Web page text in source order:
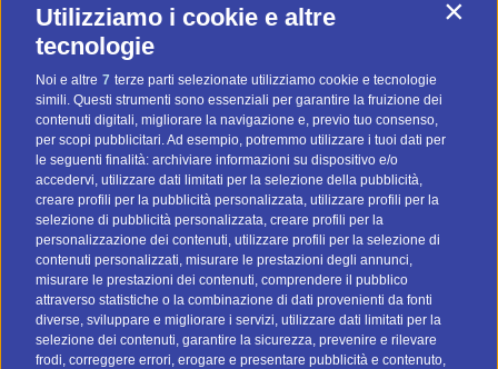
Utilizziamo i cookie e altre
tecnologie
Noi e altre 7 terze parti selezionate utilizziamo cookie e tecnologie
simili. Questi strumenti sono essenziali per garantire la fruizione dei
contenuti digitali, migliorare la navigazione e, previo tuo consenso,
per scopi pubblicitari. Ad esempio, potremmo utilizzare i tuoi dati per
le seguenti finalità: archiviare informazioni su dispositivo e/o
accedervi, utilizzare dati limitati per la selezione della pubblicità,
creare profili per la pubblicità personalizzata, utilizzare profili per la
selezione di pubblicità personalizzata, creare profili per la
personalizzazione dei contenuti, utilizzare profili per la selezione di
contenuti personalizzati, misurare le prestazioni degli annunci,
misurare le prestazioni dei contenuti, comprendere il pubblico
attraverso statistiche o la combinazione di dati provenienti da fonti
diverse, sviluppare e migliorare i servizi, utilizzare dati limitati per la
selezione dei contenuti, garantire la sicurezza, prevenire e rilevare
frodi, correggere errori, erogare e presentare pubblicità e contenuto,
Diventa uno di noi! (Posizioni aperte)
Preventivo Personalizzato
BTOMAIL Pro
Metodi Di Pagamento
I nostri social